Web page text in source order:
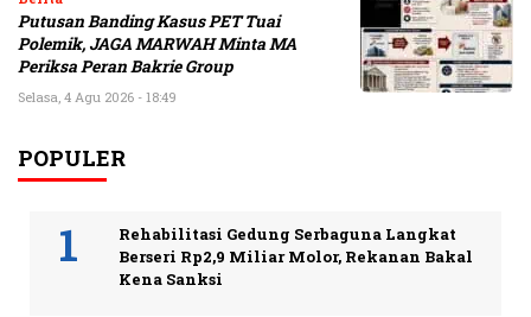
Putusan Banding Kasus PET Tuai
Polemik, JAGA MARWAH Minta MA
Periksa Peran Bakrie Group
Selasa, 4 Agu 2026 - 18:49
POPULER
Rehabilitasi Gedung Serbaguna Langkat
Berseri Rp2,9 Miliar Molor, Rekanan Bakal
Kena Sanksi